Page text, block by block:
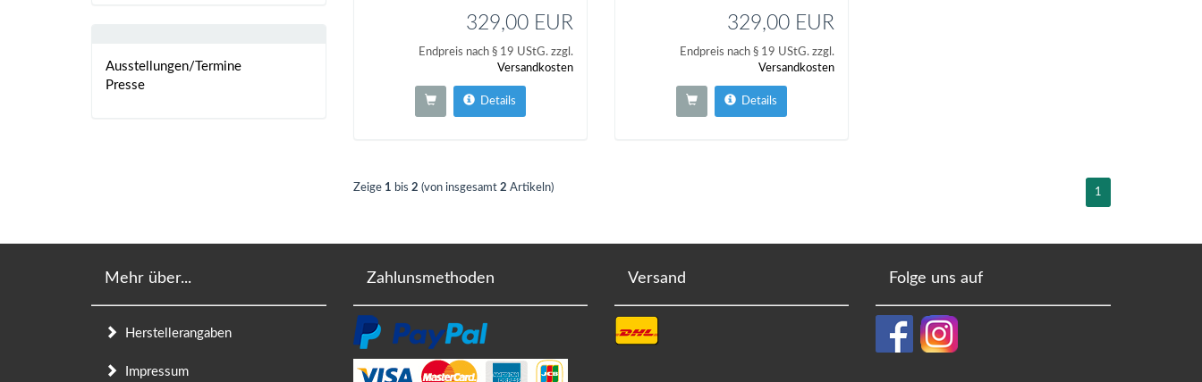
Ausstellungen/Termine
Presse
329,00 EUR
Endpreis nach § 19 UStG. zzgl.
Versandkosten
Details
329,00 EUR
Endpreis nach § 19 UStG. zzgl.
Versandkosten
Details
Zeige 1 bis 2 (von insgesamt 2 Artikeln) 1
Mehr über...
Herstellerangaben
Impressum
Zahlunsmethoden Versand Folge uns auf